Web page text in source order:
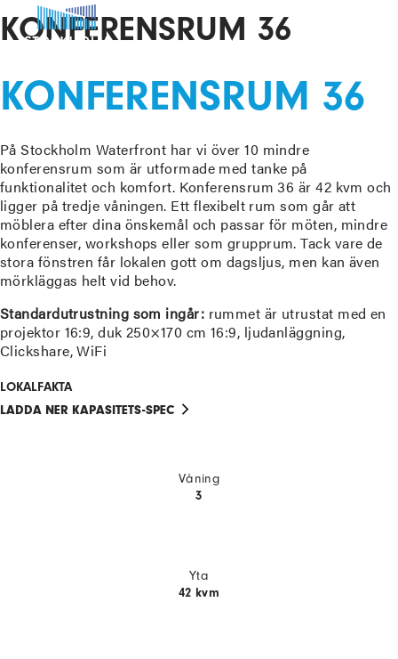
KONFERENSRUM 36
KONFERENSRUM 36
På Stockholm Waterfront har vi över 10 mindre
konferensrum som är utformade med tanke på
funktionalitet och komfort. Konferensrum 36 är 42 kvm och
ligger på tredje våningen. Ett flexibelt rum som går att
möblera efter dina önskemål och passar för möten, mindre
konferenser, workshops eller som grupprum. Tack vare de
stora fönstren får lokalen gott om dagsljus, men kan även
mörkläggas helt vid behov.
Standardutrustning som ingår: rummet är utrustat med en
projektor 16:9, duk 250×170 cm 16:9, ljudanläggning,
Clickshare, WiFi
LOKALFAKTA
LADDA NER KAPASITETS-SPEC
Våning
3
Yta
42 kvm